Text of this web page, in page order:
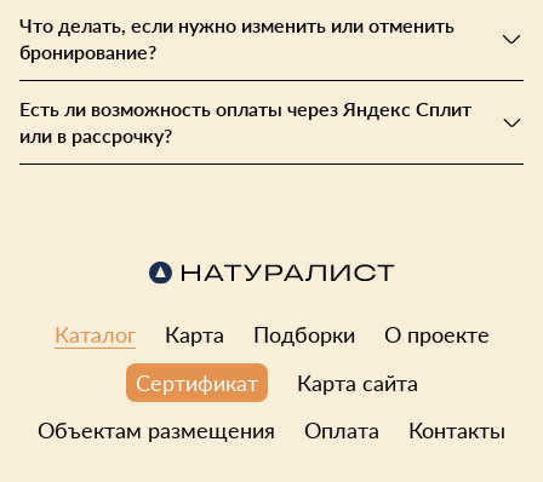
Что делать, если нужно изменить или отменить
бронирование?
Есть ли возможность оплаты через Яндекс Сплит
или в рассрочку?
Каталог Карта Подборки
О проекте
Сертификат
Карта сайта
Объектам размещения
Оплата Контакты